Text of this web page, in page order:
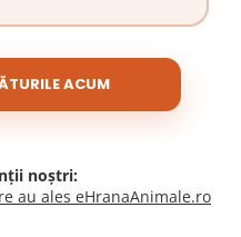
ACUM
noștri:
au ales eHranaAnimale.ro